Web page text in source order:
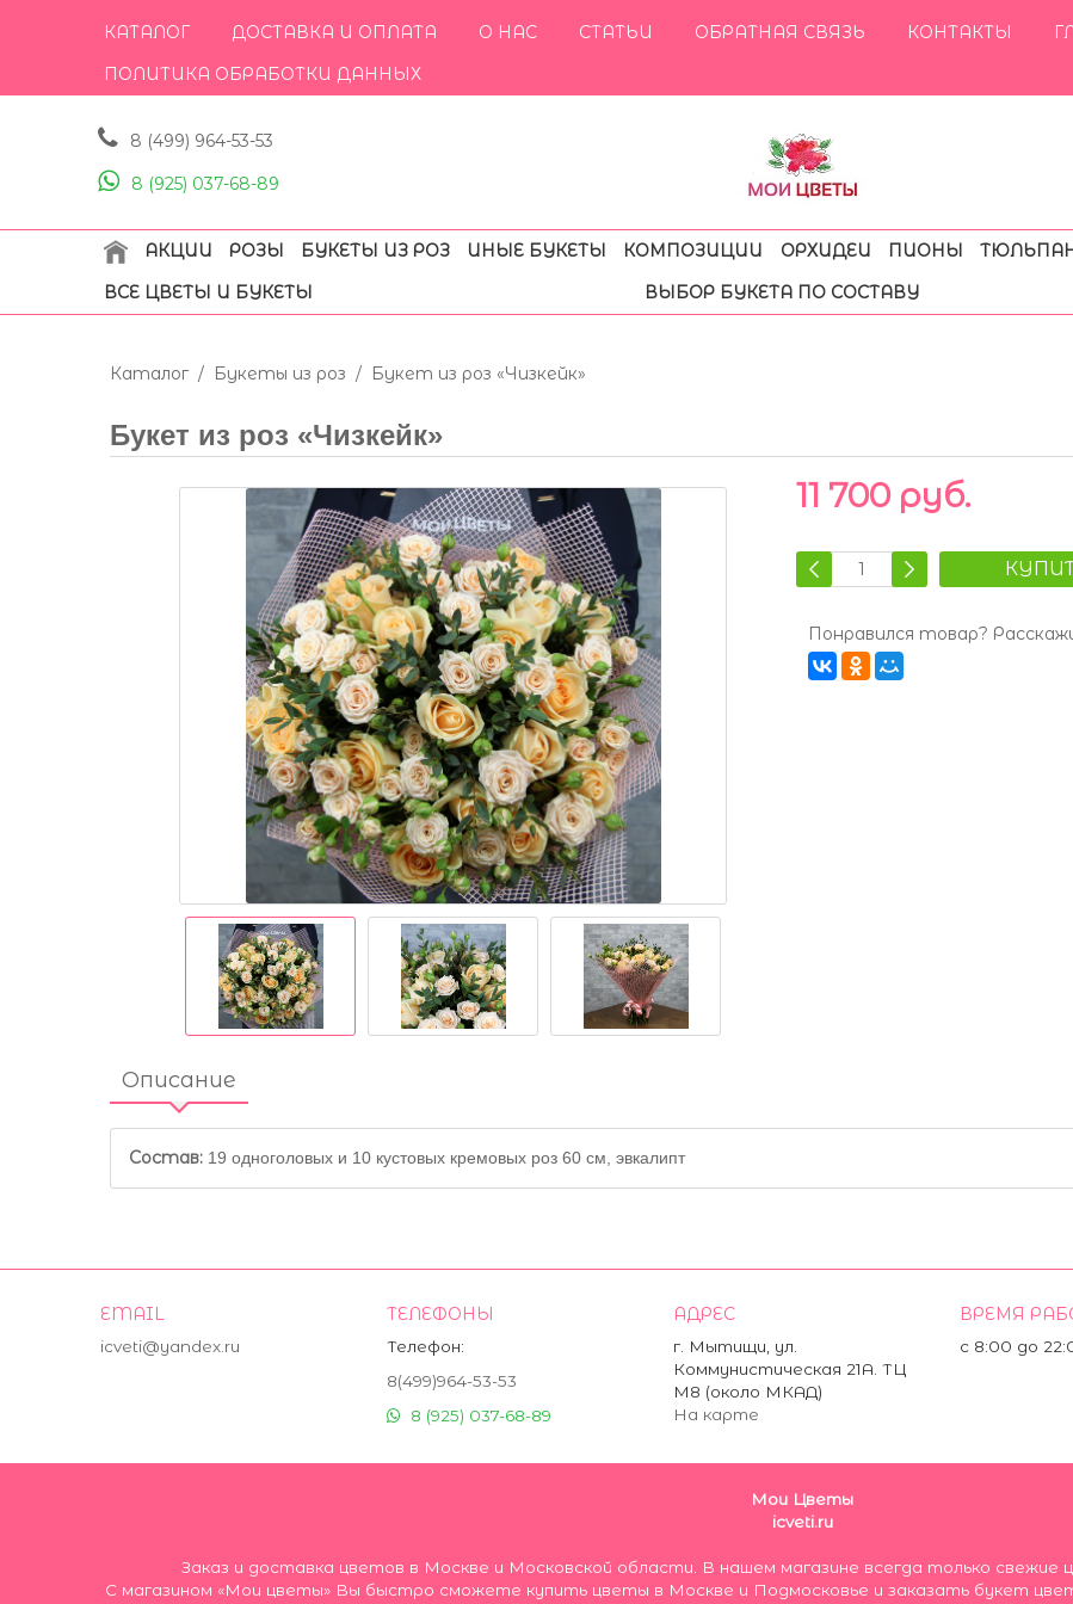
КАТАЛОГ ДОСТАВКА И ОПЛАТА О НАС СТАТЬИ ОБРАТНАЯ СВЯЗЬ КОНТАКТЫ
ПОЛИТИКА ОБРАБОТКИ ДАННЫХ
8 (499) 964-53-53
8 (925) 037-68-89
АКЦИИ РОЗЫ БУКЕТЫ ИЗ РОЗ ИНЫЕ БУКЕТЫ КОМПОЗИЦИИ ОРХИДЕИ ПИОНЫ
ВСЕ ЦВЕТЫ И БУКЕТЫ
ВЫБОР БУКЕТА ПО СОСТАВУ
Каталог / Букеты из роз / Букет из роз «Чизкейк»
Букет из роз «Чизкейк»
11 700 руб.
Понравился товар?
Описание
Состав: 19 одноголовых и 10 кустовых кремовых роз 60 см, эвкалипт
EMAIL
icveti@yandex.ru
ТЕЛЕФОНЫ
Телефон:
8(499)964-53-53
8 (925) 037-68-89
АДРЕС
г. Мытищи, ул.
Коммунистическая 21А. ТЦ
М8 (около МКАД)
На карте
ВРЕМЯ
с 8:00 до
Мои Цветы
icveti.ru
Заказ и доставка цветов в Москве и Московской области. В нашем магазине всегда только
С магазином «Мои цветы» Вы быстро сможете купить цветы в Москве и Подмосковье и заказать букет